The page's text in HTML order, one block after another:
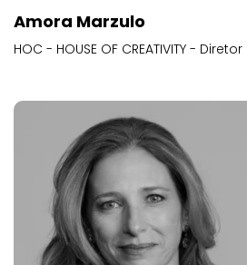
Amora Marzulo
HOC - HOUSE OF CREATIVITY - Diretor